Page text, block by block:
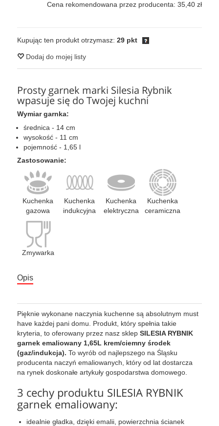
Cena rekomendowana przez producenta: 35,40 zł
Kupując ten produkt otrzymasz: 29 pkt
Dodaj do mojej listy
Prosty garnek marki Silesia Rybnik
wpasuje się do Twojej kuchni
Wymiar garnka:
średnica - 14 cm
wysokość - 11 cm
pojemność - 1,65 l
Zastosowanie:
Kuchenka
gazowa
Kuchenka
indukcyjna
Kuchenka
elektryczna
Kuchenka
ceramiczna
Zmywarka
Opis
Pięknie wykonane naczynia kuchenne są absolutnym must
have każdej pani domu. Produkt, który spełnia takie
kryteria, to oferowany przez nasz sklep SILESIA RYBNIK
garnek emaliowany 1,65L krem/ciemny środek
(gaz/indukcja). To wyrób od najlepszego na Śląsku
producenta naczyń emaliowanych, który od lat dostarcza
na rynek doskonałe artykuły gospodarstwa domowego.
3 cechy produktu SILESIA RYBNIK
garnek emaliowany:
idealnie gładka, dzięki emalii, powierzchnia ścianek